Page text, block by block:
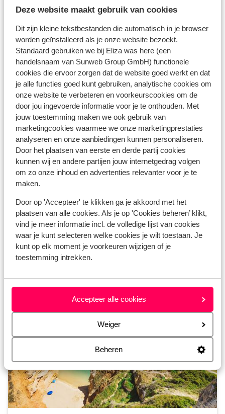
Deze website maakt gebruik van cookies
Dit zijn kleine tekstbestanden die automatisch in je browser
worden geïnstalleerd als je onze website bezoekt.
Standaard gebruiken we bij Eliza was here (een
handelsnaam van Sunweb Group GmbH) functionele
cookies die ervoor zorgen dat de website goed werkt en dat
je alle functies goed kunt gebruiken, analytische cookies om
onze website te verbeteren en voorkeurscookies om de
door jou ingevoerde informatie voor je te onthouden. Met
jouw toestemming maken we ook gebruik van
marketingcookies waarmee we onze marketingprestaties
analyseren en onze aanbiedingen kunnen personaliseren.
Door het plaatsen van eerste en derde partij cookies
kunnen wij en andere partijen jouw internetgedrag volgen
om zo onze inhoud en advertenties relevanter voor je te
maken.
Door op 'Accepteer' te klikken ga je akkoord met het
plaatsen van alle cookies. Als je op 'Cookies beheren’ klikt,
vind je meer informatie incl. de volledige lijst van cookies
waar je kunt selecteren welke cookies je wilt toestaan. Je
kunt op elk moment je voorkeuren wijzigen of je
toestemming intrekken.
Accepteer alle cookies
Weiger
Beheren
Geniet van lokale wijnen en smaakvolle
Op ontdekkingstocht tussen landschappen vol
Bekijk
Malta
Bezoek de pittoreske vissersdorpjes
Op dit moment geen aanbod
Bekijk